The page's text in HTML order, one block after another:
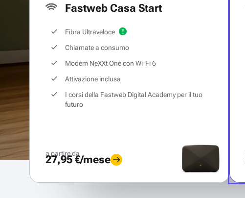
Fastweb Casa Start
Fibra Ultraveloce
Chiamate a consumo
Modem NeXXt One con Wi‑Fi 6
Attivazione inclusa
I corsi della Fastweb Digital Academy per il tuo
futuro
a partire da
27,95 €/mese